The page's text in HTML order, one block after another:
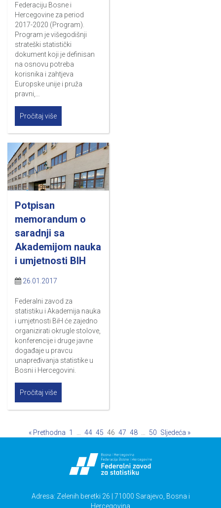
Federaciju Bosne i
Hercegovine za period
2017-2020 (Program).
Program je višegodišnji
strateški statistički
dokument koji je definisan
na osnovu potreba
korisnika i zahtjeva
Europske unije i pruža
pravni,…
Pročitaj više
Potpisan
memorandum o
saradnji sa
Akademijom nauka
i umjetnosti BIH
26.01.2017
Federalni zavod za
statistiku i Akademija nauka
i umjetnosti BiH će zajedno
organizirati okrugle stolove,
konferencije i druge javne
događaje u pravcu
unapređivanja statistike u
Bosni i Hercegovini.
Pročitaj više
« Prethodna 1 44 45 46 47 48 50 Sljedeća »
Adresa: Zelenih beretki 26 | 71000 Sarajevo, Bosna i
Hercegovina